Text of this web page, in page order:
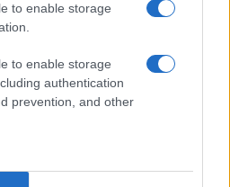
to enable storage
to enable storage
authentication
prevention, and other
Susanna: un bombero